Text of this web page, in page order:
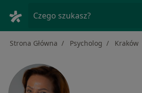
Czego szukasz?
Strona Główna Psycholog Kraków